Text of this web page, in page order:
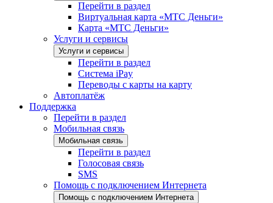
Перейти в раздел
Виртуальная карта «МТС Деньги»
Карта «МТС Деньги»
Услуги и сервисы
Услуги и сервисы
Перейти в раздел
Система iPay
Переводы с карты на карту
Автоплатёж
Поддержка
Перейти в раздел
Мобильная связь
Мобильная связь
Перейти в раздел
Голосовая связь
SMS
Помощь с подключением Интернета
Помощь с подключением Интернета